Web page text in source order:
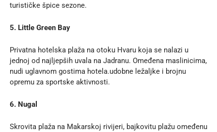
turističke špice sezone.
5. Little Green Bay
Privatna hotelska plaža na otoku Hvaru koja se nalazi u
jednoj od najljepših uvala na Jadranu. Omeđena maslinicima,
nudi uglavnom gostima hotela.udobne ležaljke i brojnu
opremu za sportske aktivnosti.
6. Nugal
Skrovita plaža na Makarskoj rivijeri, bajkovitu plažu omeđenu